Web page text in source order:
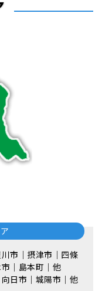
市｜摂津市｜四條
｜島本町｜他
日市｜城陽市｜他